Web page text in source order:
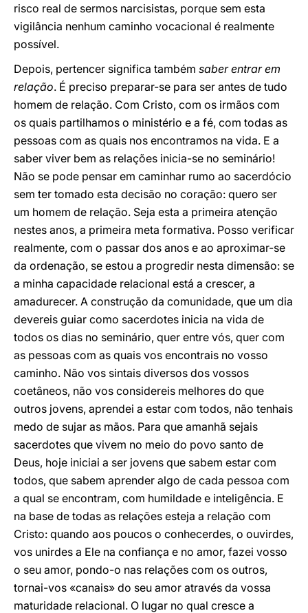
risco real de sermos narcisistas, porque sem esta
vigilância nenhum caminho vocacional é realmente
possível.
Depois, pertencer significa também saber entrar em
relação. É preciso preparar-se para ser antes de tudo
homem de relação. Com Cristo, com os irmãos com
os quais partilhamos o ministério e a fé, com todas as
pessoas com as quais nos encontramos na vida. E a
saber viver bem as relações inicia-se no seminário!
Não se pode pensar em caminhar rumo ao sacerdócio
sem ter tomado esta decisão no coração: quero ser
um homem de relação. Seja esta a primeira atenção
nestes anos, a primeira meta formativa. Posso verificar
realmente, com o passar dos anos e ao aproximar-se
da ordenação, se estou a progredir nesta dimensão: se
a minha capacidade relacional está a crescer, a
amadurecer. A construção da comunidade, que um dia
devereis guiar como sacerdotes inicia na vida de
todos os dias no seminário, quer entre vós, quer com
as pessoas com as quais vos encontrais no vosso
caminho. Não vos sintais diversos dos vossos
coetâneos, não vos considereis melhores do que
outros jovens, aprendei a estar com todos, não tenhais
medo de sujar as mãos. Para que amanhã sejais
sacerdotes que vivem no meio do povo santo de
Deus, hoje iniciai a ser jovens que sabem estar com
todos, que sabem aprender algo de cada pessoa com
a qual se encontram, com humildade e inteligência. E
na base de todas as relações esteja a relação com
Cristo: quando aos poucos o conhecerdes, o ouvirdes,
vos unirdes a Ele na confiança e no amor, fazei vosso
o seu amor, pondo-o nas relações com os outros,
tornai-vos «canais» do seu amor através da vossa
maturidade relacional. O lugar no qual cresce a